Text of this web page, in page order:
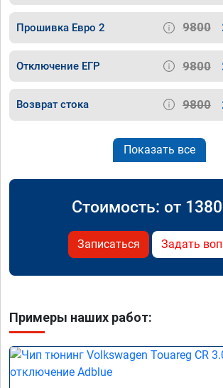
Прошивка Евро 2 9800
Отключение ЕГР 9800
Возврат стока 9800
Показать все
Стоимость: от
Записаться Задать
Примеры наших работ: